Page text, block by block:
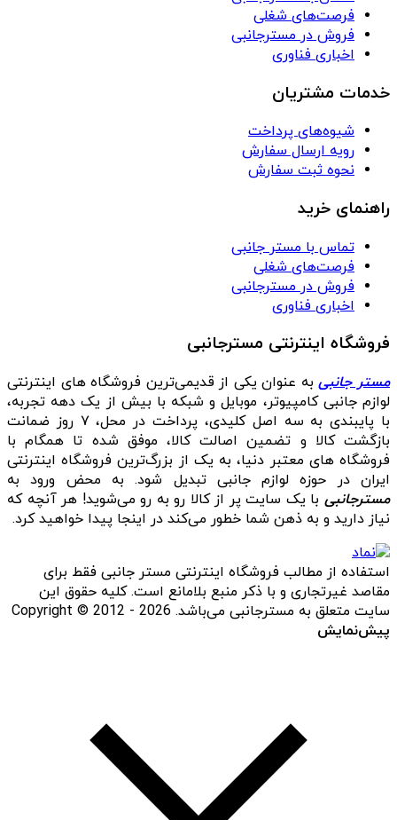
فرصت‌های شغلی
فروش در مسترجانبی
اخباری فناوری
خدمات مشتریان
شیوه‌های پرداخت
رویه ارسال سفارش
نحوه ثبت سفارش
راهنمای خرید
تماس با مستر جانبی
فرصت‌های شغلی
فروش در مسترجانبی
اخباری فناوری
فروشگاه اینترنتی مسترجانبی
مستر جانبیبه عنوان یکی از قدیمی‌ترین فروشگاه های اینترنتی
لوازم جانبی کامپیوتر، موبایل و شبکه با بیش از یک دهه تجربه،
با پایبندی به سه اصل کلیدی، پرداخت در محل، ۷ روز ضمانت
بازگشت کالا و تضمین اصالت کالا، موفق شده تا همگام با
فروشگاه‌ های معتبر دنیا، به یک از بزرگ‌ترین فروشگاه اینترنتی
ایران در حوزه لوازم جانبی تبدیل شود. به محض ورود به
مسترجانبی با یک سایت پر از کالا رو به رو می‌شوید! هر آنچه که
نیاز دارید و به ذهن شما خطور می‌کند در اینجا پیدا خواهید کرد.
استفاده از مطالب فروشگاه اینترنتی مستر جانبی فقط برای
مقاصد غیرتجاری و با ذکر منبع بلامانع است. کلیه حقوق این
سایت متعلق به مسترجانبی می‌باشد. Copyright © 2012 - 2026
پیش‌نمایش